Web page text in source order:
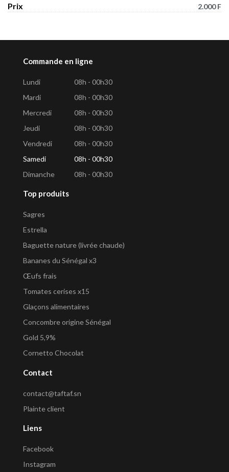
Prix 2.000 F
Commande en ligne
Lundi
08h - 00h30
Mardi
08h - 00h30
Mercredi
08h - 00h30
Jeudi
08h - 00h30
Vendredi
08h - 00h30
Samedi
08h - 00h30
Dimanche
08h - 00h30
Top produits
Sagres
Estrella
Baguette nature (livrée chaude)
Bananes du Sénégal x3
Œufs frais
Tomates cerises x15
Glaçons alimentaires
Concombre origine Sénégal
Gold 5,9%
Cornetto Chocolat
Contact
contact@taftaf.sn
Plainte client
Liens
Facebook
Instagram